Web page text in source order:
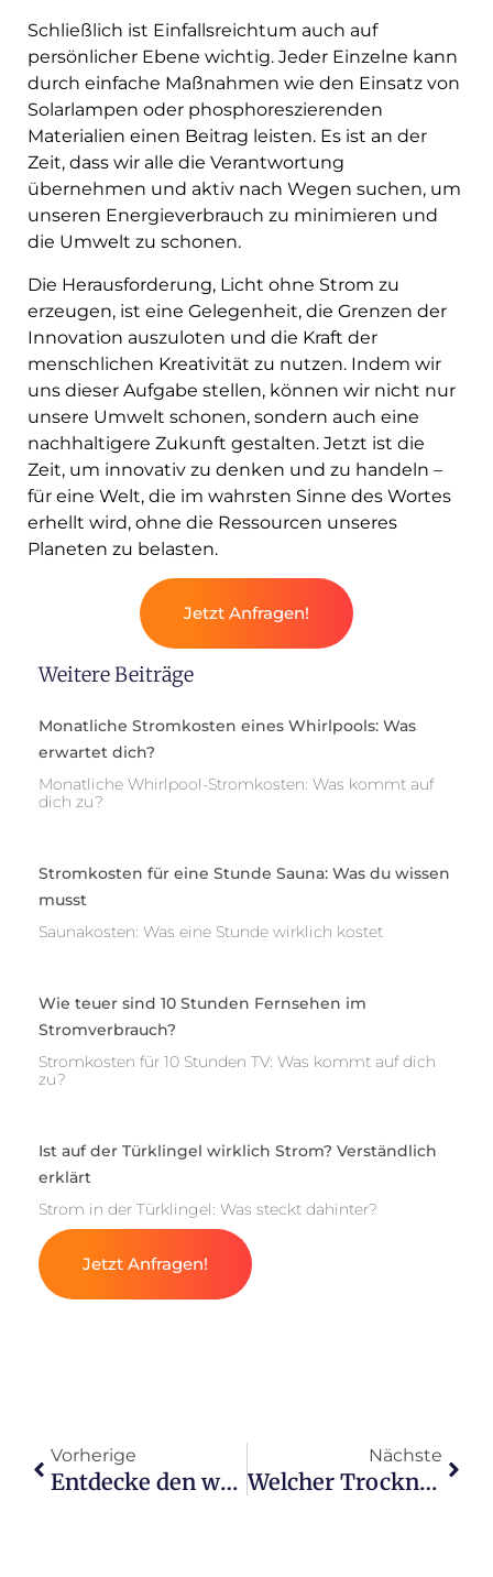
Schließlich ist Einfallsreichtum auch auf
persönlicher Ebene wichtig. Jeder Einzelne kann
durch einfache Maßnahmen wie den Einsatz von
Solarlampen oder phosphoreszierenden
Materialien einen Beitrag leisten. Es ist an der
Zeit, dass wir alle die Verantwortung
übernehmen und aktiv nach Wegen suchen, um
unseren Energieverbrauch zu minimieren und
die Umwelt zu schonen.
Die Herausforderung, Licht ohne Strom zu
erzeugen, ist eine Gelegenheit, die Grenzen der
Innovation auszuloten und die Kraft der
menschlichen Kreativität zu nutzen. Indem wir
uns dieser Aufgabe stellen, können wir nicht nur
unsere Umwelt schonen, sondern auch eine
nachhaltigere Zukunft gestalten. Jetzt ist die
Zeit, um innovativ zu denken und zu handeln –
für eine Welt, die im wahrsten Sinne des Wortes
erhellt wird, ohne die Ressourcen unseres
Planeten zu belasten.
Jetzt Anfragen!
Weitere Beiträge
Monatliche Stromkosten eines Whirlpools: Was
erwartet dich?
Monatliche Whirlpool-Stromkosten: Was kommt auf
dich zu?
Stromkosten für eine Stunde Sauna: Was du wissen
musst
Saunakosten: Was eine Stunde wirklich kostet
Wie teuer sind 10 Stunden Fernsehen im
Stromverbrauch?
Stromkosten für 10 Stunden TV: Was kommt auf dich
zu?
Ist auf der Türklingel wirklich Strom? Verständlich
erklärt
Strom in der Türklingel: Was steckt dahinter?
Jetzt Anfragen!
Vorherige
Entdecke den wahren Strompreis deines Weinkühlschranks
Nächste
Welcher Trockner spart am meisten Strom? Entdecke es!